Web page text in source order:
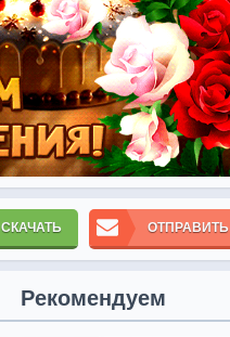
СКАЧАТЬ ОТПРАВИТЬ
Рекомендуем